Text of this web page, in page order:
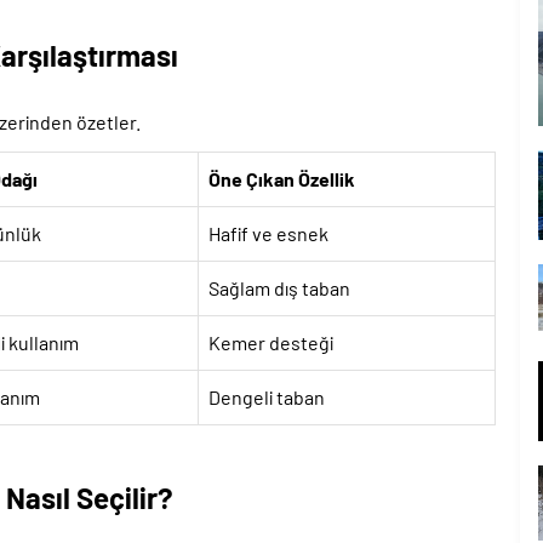
özetler.
Öne Çıkan Özellik
Hafif ve esnek
Sağlam dış taban
kullanım Kemer desteği
Dengeli taban
Seçilir?